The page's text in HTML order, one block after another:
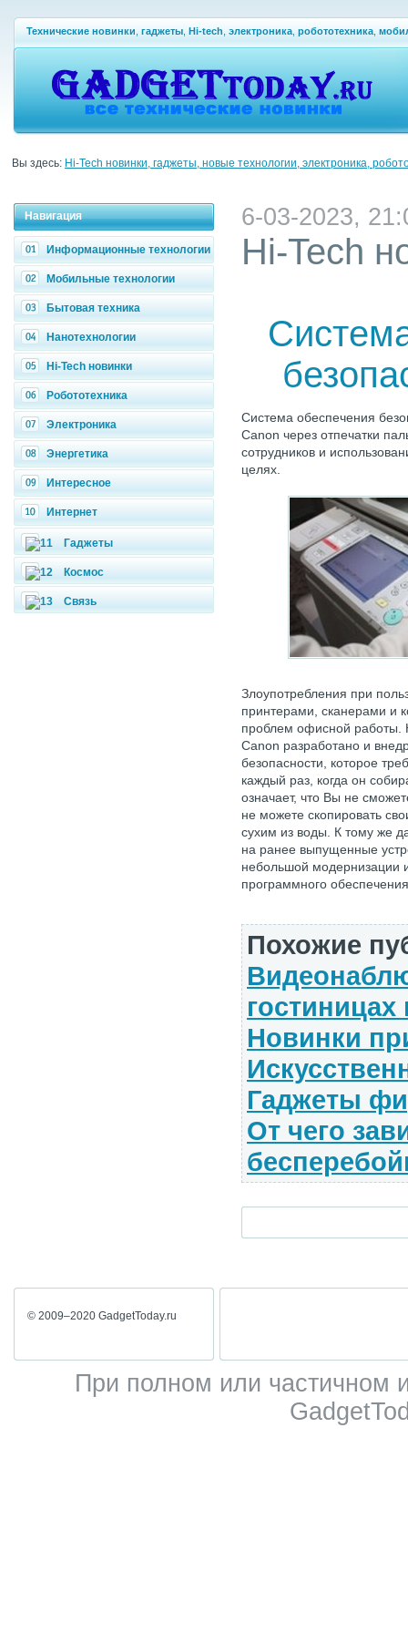
Технические новинки гаджеты Hi-tech электроника робототехника
Вы здесь: Hi-Tech новинки, гаджеты, новые технологии, электроника,
Навигация
Информационные технологии
Мобильные технологии
Бытовая техника
Нанотехнологии
Hi-Tech новинки
Робототехника
Электроника
Энергетика
Интересное
Интернет
Гаджеты
Космос
Связь
6-03-2023,
Hi-Tech
Система обеспечения
Canon через отпечатки
сотрудников и
целях.
Злоупотребления при
принтерами, сканерами и
проблем офисной работы.
Canon разработано и
безопасности, которое
каждый раз, когда он
означает, что Вы не
не можете скопировать
сухим из воды. К тому же
на ранее выпущенные
небольшой модернизации
программного
Похожие
гостиницах
Новинки
Гаджеты
От чего
© 2009–2020 GadgetToday.ru
При полном или частичном